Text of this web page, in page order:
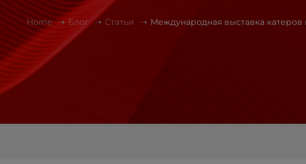
Home Блог Статьи Международная выставка катеров